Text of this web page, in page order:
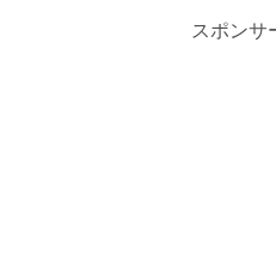
スポンサ